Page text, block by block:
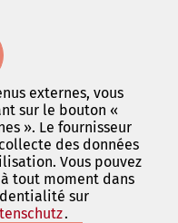
externes, vous
sur le bouton «
». Le fournisseur
des données
Vous pouvez
tout moment dans
sur
(S'ouvre
.